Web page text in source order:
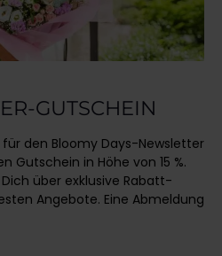
GUTSCHEIN
den Bloomy Days-Newsletter
Gutschein in Höhe von 15 %.
über exklusive Rabatt-
Angebote. Eine Abmeldung